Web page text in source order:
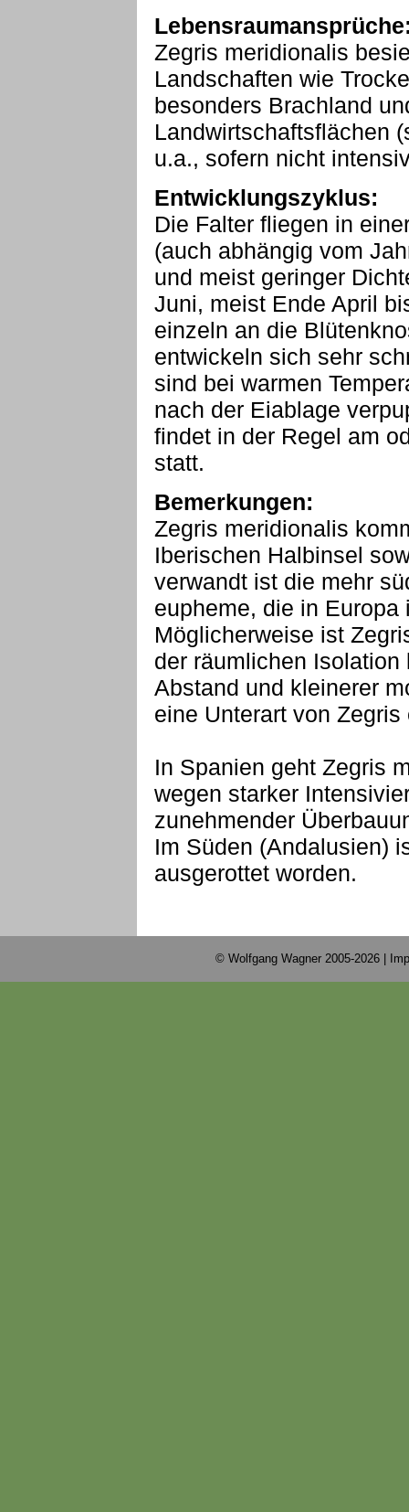
Zegris meridionalis
Landschaften wie
besonders Brachland
Landwirtschaftsflächen
u.a., sofern nicht
Entwicklungszyklus:
Die Falter fliegen in
(auch abhängig vom
und meist geringer
Juni, meist Ende April
einzeln an die
entwickeln sich sehr
sind bei warmen
nach der Eiablage
findet in der Regel am
statt.
Bemerkungen:
Zegris meridionalis
Iberischen Halbinsel
verwandt ist die mehr
eupheme, die in
Möglicherweise ist
der räumlichen
Abstand und kleinerer
eine Unterart von Zegris
In Spanien geht Zegris
wegen starker
zunehmender
Im Süden (Andalusien)
ausgerottet worden.
© Wolfgang Wagner 2005-2026 |